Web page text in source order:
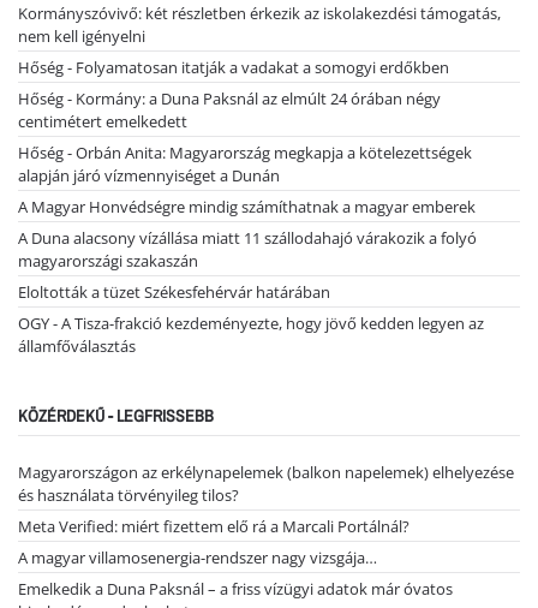
Kormányszóvivő: két részletben érkezik az iskolakezdési támogatás,
nem kell igényelni
Hőség - Folyamatosan itatják a vadakat a somogyi erdőkben
Hőség - Kormány: a Duna Paksnál az elmúlt 24 órában négy
centimétert emelkedett
Hőség - Orbán Anita: Magyarország megkapja a kötelezettségek
alapján járó vízmennyiséget a Dunán
A Magyar Honvédségre mindig számíthatnak a magyar emberek
A Duna alacsony vízállása miatt 11 szállodahajó várakozik a folyó
magyarországi szakaszán
Eloltották a tüzet Székesfehérvár határában
OGY - A Tisza-frakció kezdeményezte, hogy jövő kedden legyen az
államfőválasztás
KÖZÉRDEKŰ - LEGFRISSEBB
Magyarországon az erkélynapelemek (balkon napelemek) elhelyezése
és használata törvényileg tilos?
Meta Verified: miért fizettem elő rá a Marcali Portálnál?
A magyar villamosenergia-rendszer nagy vizsgája…
Emelkedik a Duna Paksnál – a friss vízügyi adatok már óvatos